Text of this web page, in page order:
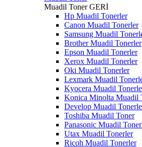
Muadil TonerGERİ
Hp Muadil Tonerler
Canon Muadil Tonerler
Samsung Muadil
Brother Muadil Tonerler
Epson Muadil Tonerler
Xerox Muadil Tonerler
Oki Muadil Tonerler
Lexmark Muadil
Kyocera Muadil
Konica Minolta Muadil
Develop Muadil
Toshiba Muadil Toner
Panasonic Muadil
Utax Muadil Tonerler
Ricoh Muadil Tonerler